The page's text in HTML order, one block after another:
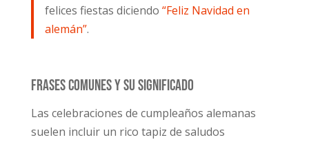
felices fiestas diciendo “Feliz Navidad en
alemán”.
Frases comunes y su significado
Las celebraciones de cumpleaños alemanas
suelen incluir un rico tapiz de saludos